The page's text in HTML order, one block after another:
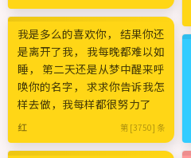
我是多么的喜欢你， 结果你还
是离开了我， 我每晚都难以如
睡， 第二天还是从梦中醒来呼
唤你的名字， 求求你告诉我怎
样去做，我每样都很努力了
红 第 [3750] 条